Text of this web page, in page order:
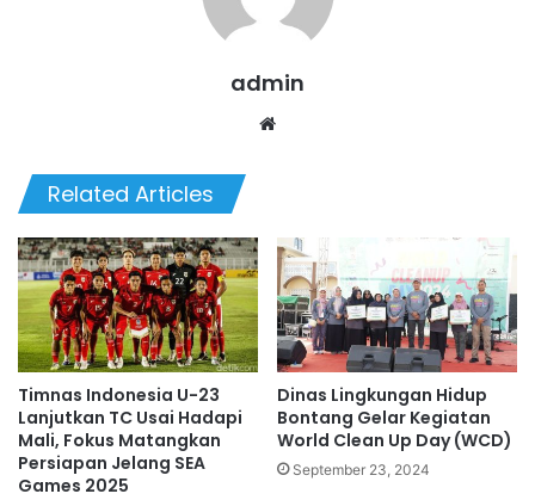
admin
Related Articles
Timnas Indonesia U-23
Lanjutkan TC Usai Hadapi
Mali, Fokus Matangkan
Persiapan Jelang SEA
Games 2025
Dinas Lingkungan Hidup
Bontang Gelar Kegiatan
World Clean Up Day (WCD)
September 23, 2024